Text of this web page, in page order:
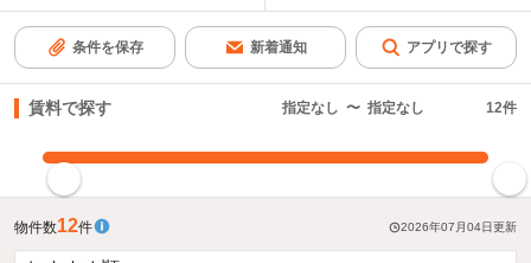
条件を保存 新着通知 アプリで探す
賃料で探す 指定なし 〜 指定なし 12件
物件数12件 2026年07月04日更新